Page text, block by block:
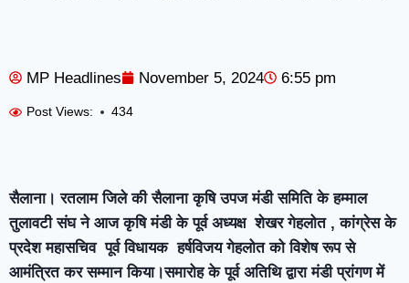
MP Headlines November 5, 2024 6:55 pm
Post Views: 434
सैलाना। रतलाम जिले की सैलाना कृषि उपज मंडी समिति के हम्माल
तुलावटी संघ ने आज कृषि मंडी के पूर्व अध्यक्ष शेखर गेहलोत , कांग्रेस के
प्रदेश महासचिव पूर्व विधायक हर्षविजय गेहलोत को विशेष रूप से
आमंत्रित कर सम्मान किया।समारोह के पूर्व अतिथि द्वारा मंडी प्रांगण में